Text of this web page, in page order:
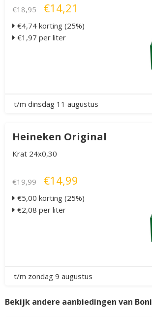
€18,95 €14,21
€4,74 korting (25%)
€1,97 per liter
t/m dinsdag 11 augustus
Heineken Original
Krat 24x0,30
€19,99 €14,99
€5,00 korting (25%)
€2,08 per liter
t/m zondag 9 augustus
Bekijk andere aanbiedingen van Boni